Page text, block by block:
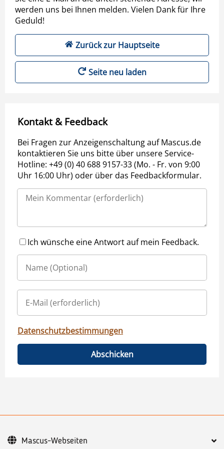
werden uns bei Ihnen melden. Vielen Dank für Ihre
Geduld!
Zurück zur Hauptseite
Seite neu laden
Kontakt & Feedback
Bei Fragen zur Anzeigenschaltung auf Mascus.de
kontaktieren Sie uns bitte über unsere Service-
Hotline: +49 (0) 40 688 9157-33 (Mo. - Fr. von 9:00
Uhr 16:00 Uhr) oder über das Feedbackformular.
Ich wünsche eine Antwort auf mein Feedback.
Datenschutzbestimmungen
Abschicken
Mascus-Webseiten